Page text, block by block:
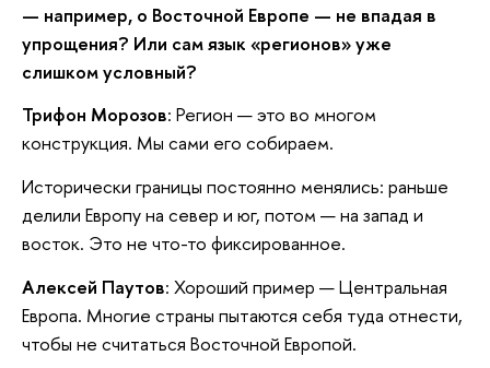
— например, о Восточной Европе — не впадая в
упрощения? Или сам язык «регионов» уже
слишком условный?
Трифон Морозов: Регион — это во многом
конструкция. Мы сами его собираем.
Исторически границы постоянно менялись: раньше
делили Европу на север и юг, потом — на запад и
восток. Это не что-то фиксированное.
Алексей Паутов: Хороший пример — Центральная
Европа. Многие страны пытаются себя туда отнести,
чтобы не считаться Восточной Европой.